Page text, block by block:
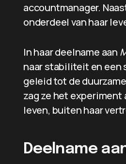
accountmanager.
onderdeel van haar
In haar deelname aan
naar stabiliteit en een
geleid tot de
zag ze het
leven, buiten haar
Deelname